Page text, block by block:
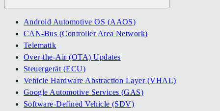
Android Automotive OS (AAOS)
CAN-Bus (Controller Area Network)
Telematik
Over-the-Air (OTA) Updates
Steuergerät (ECU)
Vehicle Hardware Abstraction Layer (VHAL)
Google Automotive Services (GAS)
Software-Defined Vehicle (SDV)